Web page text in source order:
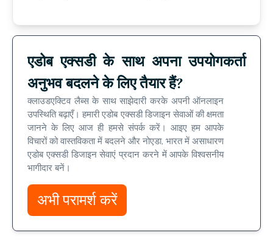
एडोब एक्सडी के साथ अपना उपयोगकर्ता
अनुभव बदलने के लिए तैयार हैं?
क्लाउडएक्टिव लैब्स के साथ साझेदारी करके अपनी ऑनलाइन
उपस्थिति बढ़ाएँ। हमारी एडोब एक्सडी डिजाइन सेवाओं की क्षमता
जानने के लिए आज ही हमसे संपर्क करें। आइए हम आपके
विचारों को वास्तविकता में बदलने और नोएडा, भारत में असाधारण
एडोब एक्सडी डिजाइन सेवाएं प्रदान करने में आपके विश्वसनीय
भागीदार बनें।
अभी परामर्श करें